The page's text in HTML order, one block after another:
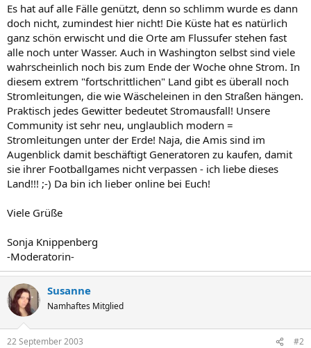
Es hat auf alle Fälle genützt, denn so schlimm wurde es dann
doch nicht, zumindest hier nicht! Die Küste hat es natürlich
ganz schön erwischt und die Orte am Flussufer stehen fast
alle noch unter Wasser. Auch in Washington selbst sind viele
wahrscheinlich noch bis zum Ende der Woche ohne Strom. In
diesem extrem "fortschrittlichen" Land gibt es überall noch
Stromleitungen, die wie Wäscheleinen in den Straßen hängen.
Praktisch jedes Gewitter bedeutet Stromausfall! Unsere
Community ist sehr neu, unglaublich modern =
Stromleitungen unter der Erde! Naja, die Amis sind im
Augenblick damit beschäftigt Generatoren zu kaufen, damit
sie ihrer Footballgames nicht verpassen - ich liebe dieses
Land!!! ;-) Da bin ich lieber online bei Euch!
Viele Grüße
Sonja Knippenberg
-Moderatorin-
Susanne
Namhaftes Mitglied
22 September 2003 #2